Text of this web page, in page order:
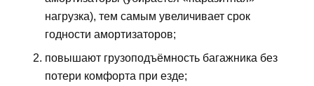
нагрузка), тем самым увеличивает срок
годности амортизаторов;
повышают грузоподъёмность багажника без
потери комфорта при езде;